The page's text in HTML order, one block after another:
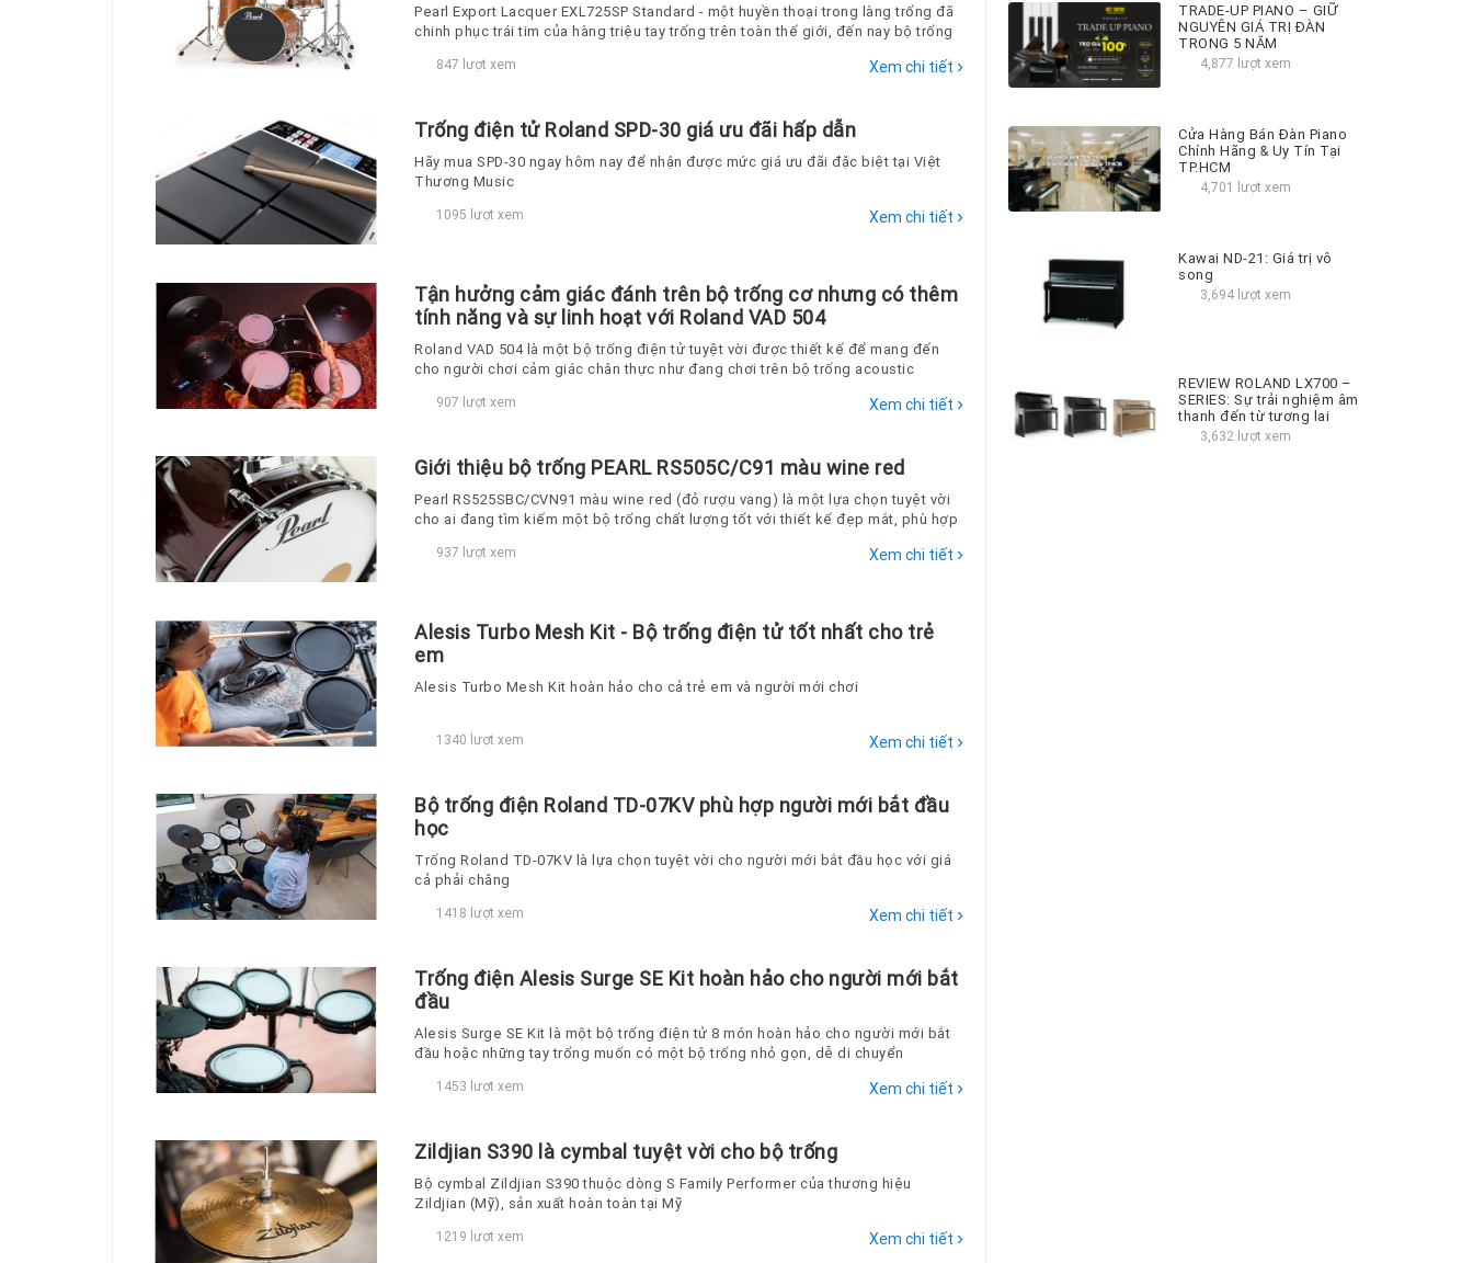
Pearl Export Lacquer EXL725SP Standard - một huyền thoại trong làng trống đã
chinh phục trái tim của hàng triệu tay trống trên toàn thế giới, đến nay bộ trống
847 lượt xem Xem chi tiết ›
Trống điện tử Roland SPD-30 giá ưu đãi hấp dẫn
Hãy mua SPD-30 ngay hôm nay để nhận được mức giá ưu đãi đặc biệt tại Việt
Thương Music
1095 lượt xem Xem chi tiết ›
Tận hưởng cảm giác đánh trên bộ trống cơ nhưng có thêm
tính năng và sự linh hoạt với Roland VAD 504
Roland VAD 504 là một bộ trống điện tử tuyệt vời được thiết kế để mang đến
cho người chơi cảm giác chân thực như đang chơi trên bộ trống acoustic
907 lượt xem Xem chi tiết ›
Giới thiệu bộ trống PEARL RS505C/C91 màu wine red
Pearl RS525SBC/CVN91 màu wine red (đỏ rượu vang) là một lựa chọn tuyệt vời
cho ai đang tìm kiếm một bộ trống chất lượng tốt với thiết kế đẹp mắt, phù hợp
937 lượt xem Xem chi tiết ›
Alesis Turbo Mesh Kit - Bộ trống điện tử tốt nhất cho trẻ
em
Alesis Turbo Mesh Kit hoàn hảo cho cả trẻ em và người mới chơi
1340 lượt xem Xem chi tiết ›
Bộ trống điện Roland TD-07KV phù hợp người mới bắt đầu
học
Trống Roland TD-07KV là lựa chọn tuyệt vời cho người mới bắt đầu học với giá
cả phải chăng
1418 lượt xem Xem chi tiết ›
Trống điện Alesis Surge SE Kit hoàn hảo cho người mới bắt
đầu
Alesis Surge SE Kit là một bộ trống điện tử 8 món hoàn hảo cho người mới bắt
đầu hoặc những tay trống muốn có một bộ trống nhỏ gọn, dễ di chuyển
1453 lượt xem Xem chi tiết ›
Zildjian S390 là cymbal tuyệt vời cho bộ trống
Bộ cymbal Zildjian S390 thuộc dòng S Family Performer của thương hiệu
Zildjian (Mỹ), sản xuất hoàn toàn tại Mỹ
1219 lượt xem Xem chi tiết ›
TRADE-UP PIANO – GIỮ
NGUYÊN GIÁ TRỊ ĐÀN
TRONG 5 NĂM
4,877 lượt xem
Cửa Hàng Bán Đàn Piano
Chính Hãng & Uy Tín Tại
TP.HCM
4,701 lượt xem
Kawai ND-21: Giá trị vô
song
3,694 lượt xem
REVIEW ROLAND LX700 –
SERIES: Sự trải nghiệm âm
thanh đến từ tương lai
3,632 lượt xem